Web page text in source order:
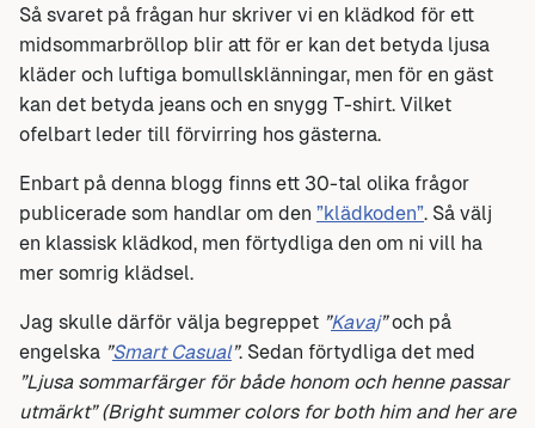
Så svaret på frågan hur skriver vi en klädkod för ett
midsommarbröllop blir att för er kan det betyda ljusa
kläder och luftiga bomullsklänningar, men för en gäst
kan det betyda jeans och en snygg T-shirt. Vilket
ofelbart leder till förvirring hos gästerna.
Enbart på denna blogg finns ett 30-tal olika frågor
publicerade som handlar om den ”klädkoden”. Så välj
en klassisk klädkod, men förtydliga den om ni vill ha
mer somrig klädsel.
Jag skulle därför välja begreppet ”Kavaj”och på
engelska ”Smart Casual”. Sedan förtydliga det med
”Ljusa sommarfärger för både honom och henne passar
utmärkt” (Bright summer colors for both him and her are